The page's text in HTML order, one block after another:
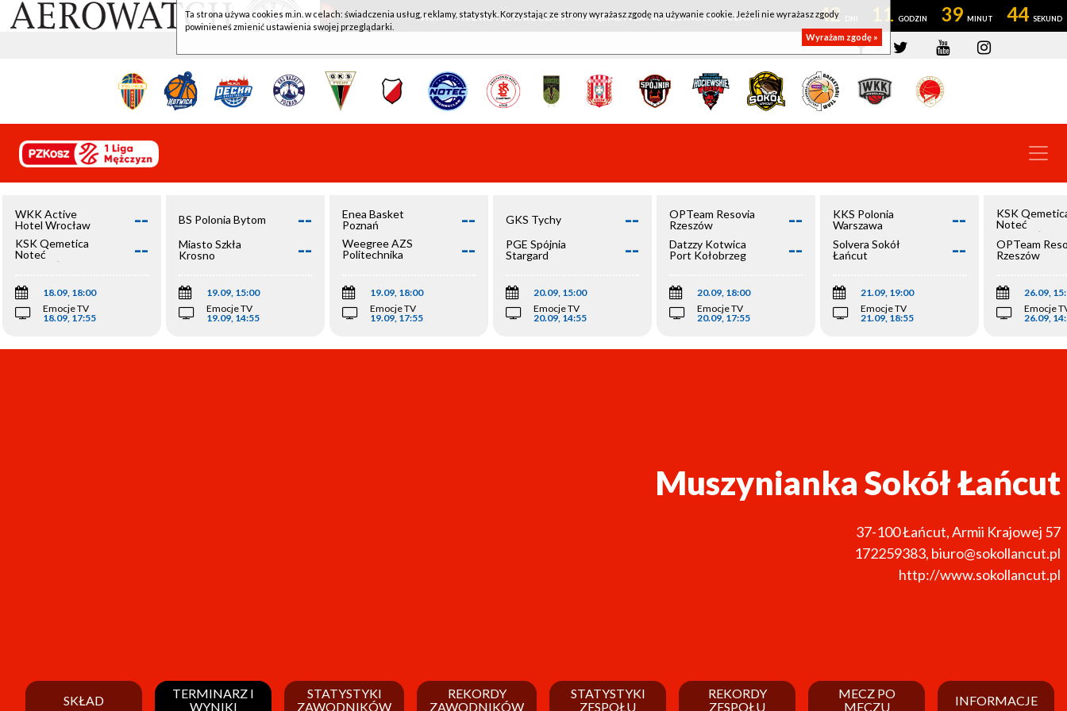
WKK ACTIVE HOTEL WROCŁAW - KSK QEMETICA NOTEĆ INOWROCŁAW 42 11 39 44
WKK Active
Hotel Wrocław
--
KSK Qemetica
Noteć
Inowrocław
--
18.09, 18:00
Emocje TV
18.09, 17:55
BS Polonia Bytom --
Miasto Szkła
Krosno
--
19.09, 15:00
Emocje TV
19.09, 14:55
Enea Basket
Poznań
--
Weegree AZS
Politechnika
--
19.09, 18:00
Emocje TV
19.09, 17:55
GKS Tychy --
PGE Spójnia
Stargard
--
20.09, 15:00
Emocje TV
20.09, 14:55
OPTeam Resovia
Rzeszów
--
Datzzy Kotwica
Port Kołobrzeg
--
20.09, 18:00
Emocje TV
20.09, 17:55
KKS Polonia
Warszawa
--
Solvera Sokół
Łańcut
--
21.09, 19:00
Emocje TV
21.09, 18:55
KSK
Noteć
Inowrocław
OPTeam
Rzeszów
26.09,
Emocje
26.09,
Muszynianka Sokół Łańcut
37-100Łańcut,Armii Krajowej 57
172259383, biuro@sokollancut.pl
http://www.sokollancut.pl
SKŁAD
TERMINARZ I
WYNIKI
STATYSTYKI
ZAWODNIKÓW
REKORDY
ZAWODNIKÓW
STATYSTYKI
ZESPOŁU
REKORDY
ZESPOŁU
MECZ PO
MECZU
INFORMACJE
Ta strona używa cookies m.in. w celach: świadczenia usług, reklamy, statystyk. Korzystając ze strony wyrażasz zgodę na używanie cookie. Jeżeli nie wyrażasz zgody
powinieneś zmienić ustawienia swojej przeglądarki.
Wyrażam zgodę »